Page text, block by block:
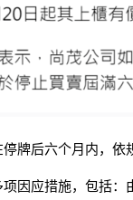
牌后六个月内，依
因应措施，包括